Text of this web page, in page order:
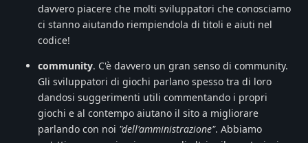
davvero piacere che molti sviluppatori che conosciamo
ci stanno aiutando riempiendola di titoli e aiuti nel
codice!
community. C'è davvero un gran senso di community.
Gli sviluppatori di giochi parlano spesso tra di loro
dandosi suggerimenti utili commentando i propri
giochi e al contempo aiutano il sito a migliorare
parlando con noi "dell'amministrazione". Abbiamo